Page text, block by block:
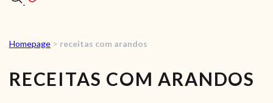
RECEITAS
VÍDEOS
Homepage > receitas com arandos
RECEITAS COM ARANDOS